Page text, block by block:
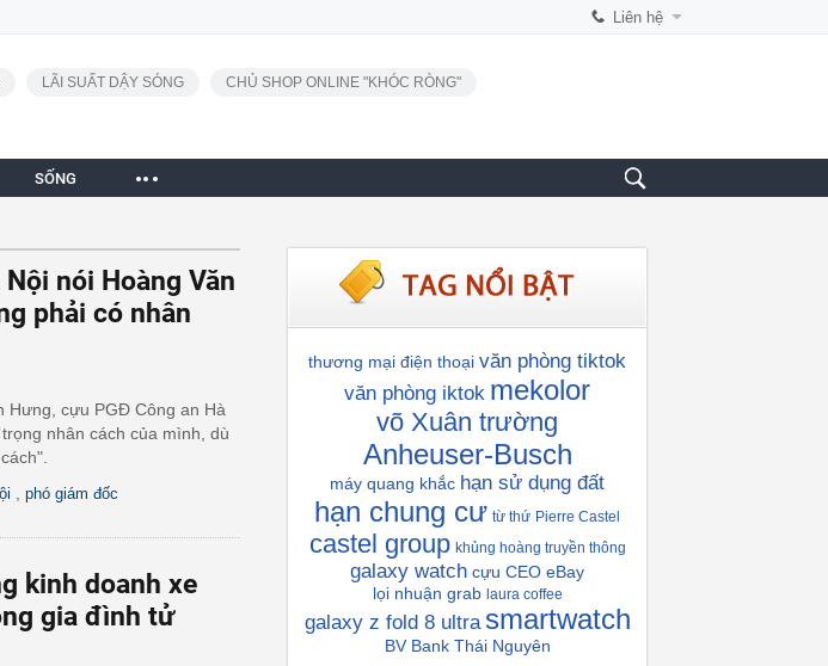
Liên hệ
LÃI SUẤT DẬY SÓNG CHỦ SHOP ONLINE "KHÓC RÒNG"
SỐNG
nói Hoàng Văn
phải có nhân
Hưng, cựu PGĐ Công an Hà
nhân cách của mình, dù
phó giám đốc
kinh doanh xe
gia đình tử
thương mại điện thoại văn phòng tiktok
văn phòng iktok mekolor
võ Xuân trường
Anheuser-Busch
máy quang khắc hạn sử dụng đất
hạn chung cư từ thứ Pierre Castel
castel group khủng hoàng truyền thông
galaxy watch cựu CEO eBay
lọi nhuận grab laura coffee
galaxy z fold 8 ultra smartwatch
BV Bank Thái Nguyên